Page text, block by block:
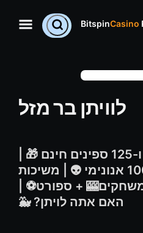
BitspinCasino
לוויתן בר מזל
125% בונוס הפקדה ו-125 ספינים חינם 🎁 |
ללא קיי.וי.סי + 100% אנונימי 👽 | משיכות
| 5000 משחקים🎰 + ספורט⚽️ |
האם אתה לויתן? 🐳